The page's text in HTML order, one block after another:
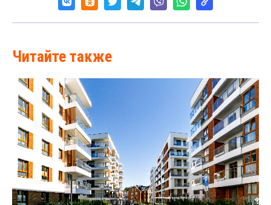
Читайте также